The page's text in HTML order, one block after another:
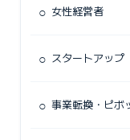
○ 女性経営者
○ スタートアップ
○ 事業転換・ピボ